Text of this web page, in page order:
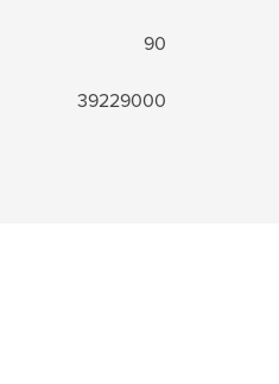
90
39229000